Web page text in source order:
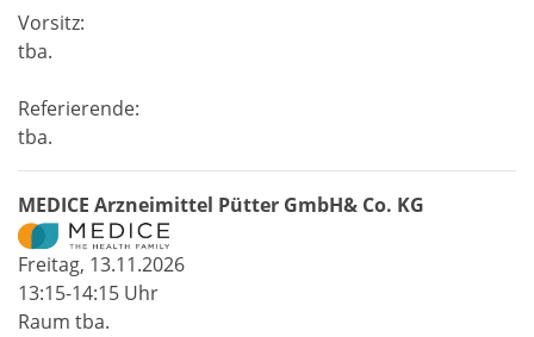
Vorsitz:
tba.
Referierende:
tba.
MEDICE Arzneimittel Pütter GmbH& Co. KG
Freitag, 13.11.2026
13:15-14:15 Uhr
Raum tba.